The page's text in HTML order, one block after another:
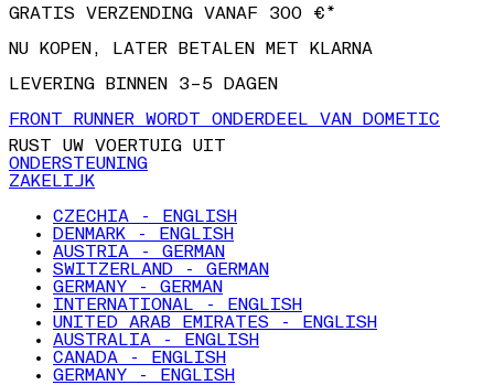
GRATIS VERZENDING VANAF 300 €*
NU KOPEN, LATER BETALEN MET KLARNA
LEVERING BINNEN 3–5 DAGEN
FRONT RUNNER WORDT ONDERDEEL VAN DOMETIC
RUST UW VOERTUIG UIT
ONDERSTEUNING
ZAKELIJK
CZECHIA - ENGLISH
DENMARK - ENGLISH
AUSTRIA - GERMAN
SWITZERLAND - GERMAN
GERMANY - GERMAN
INTERNATIONAL - ENGLISH
UNITED ARAB EMIRATES - ENGLISH
AUSTRALIA - ENGLISH
CANADA - ENGLISH
GERMANY - ENGLISH